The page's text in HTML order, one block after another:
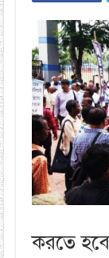
করতে